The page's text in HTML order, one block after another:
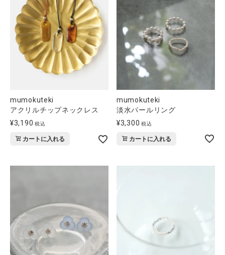
mumokuteki
アクリルチップネックレス
¥3,190 税込
カートに入れる
mumokuteki
淡水パールリング
¥3,300 税込
カートに入れる